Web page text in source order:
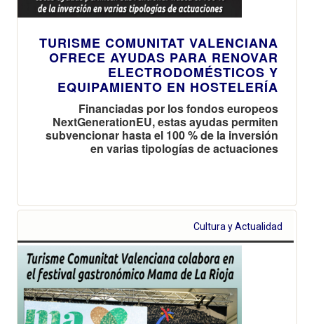
TURISME COMUNITAT VALENCIANA
OFRECE AYUDAS PARA RENOVAR
ELECTRODOMÉSTICOS Y
EQUIPAMIENTO EN HOSTELERÍA
Financiadas por los fondos europeos
NextGenerationEU, estas ayudas permiten
subvencionar hasta el 100 % de la inversión
en varias tipologías de actuaciones
Cultura y Actualidad